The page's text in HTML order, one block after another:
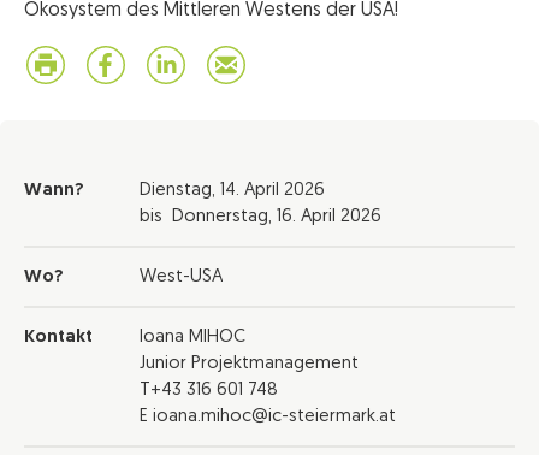
Ökosystem des Mittleren Westens der USA!
Wann? Dienstag, 14. April 2026
bis Donnerstag, 16. April 2026
Wo? West-USA
Kontakt
Ioana MIHOC
Junior Projektmanagement
T+43 316 601 748
E ioana.mihoc@ic-steiermark.at